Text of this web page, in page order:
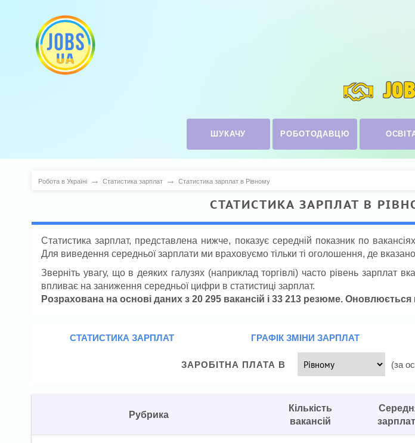
ШУКАЧУ РОБОТОДАВЦЮ
Робота в Україні → Статистика зарплат → Статистика зарплат в Рівному
СТАТИСТИКА ЗАРПЛАТ В
Статистика зарплат, представлена нижче, показує середній показник по
Для виведення середньої зарплати ми враховуємо тільки ті оголошення, де
Зверніть увагу, що в деяких галузях (наприклад торгівлі) часто рівень зарплат
впливає на заниження середньої цифри в статистиці зарплат.
Розрахована на основі даних з 20 295 вакансій і 33 213 резюме.
СТАТИСТИКА ЗАРПЛАТ ГРАФІК ЗМІНИ ЗАРПЛАТ
ЗАРОБІТНА ПЛАТА В (за
Рубрика
Кількість
вакансій